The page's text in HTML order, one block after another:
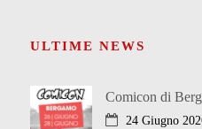
ULTIME NEWS
Comicon di
24 Giugno